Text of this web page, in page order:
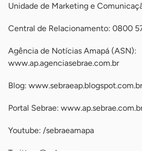
Unidade de Marketing e
Central de Relacionamento: 0800
Agência de Notícias Amapá (ASN):
www.ap.agenciasebrae.com.br
Blog: www.sebraeap.blogspot.com.br
Portal Sebrae:
Youtube: /sebraeamapa